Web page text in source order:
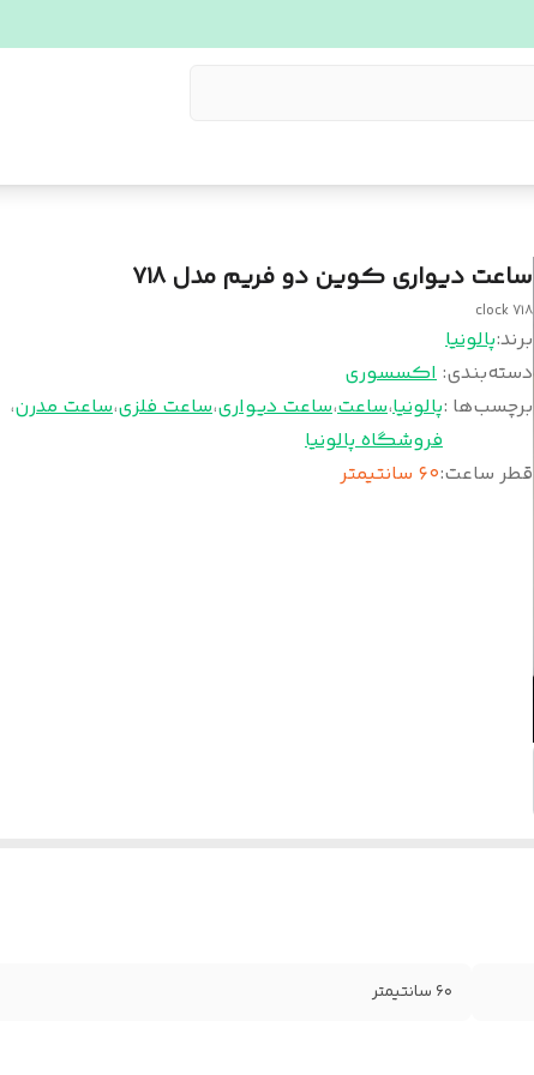
ساعت دیواری کوین دو فریم مدل ۷۱۸
clock 7۱۸
برند:پالونیا
دسته‌بندی: اکسسوری
برچسب‌ها :پالونیا،ساعت،ساعت دیواری،ساعت فلزی،ساعت مدرن،
فروشگاه پالونیا
قطر ساعت:۶۰ سانتیمتر
۶۰ سانتیمتر